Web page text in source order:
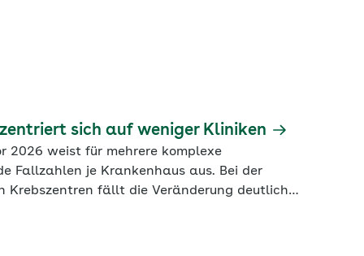
sich auf weniger Kliniken
2026 weist für mehrere komplexe
Fallzahlen je Krankenhaus aus. Bei der
Krebszentren fällt die Veränderung deutlich